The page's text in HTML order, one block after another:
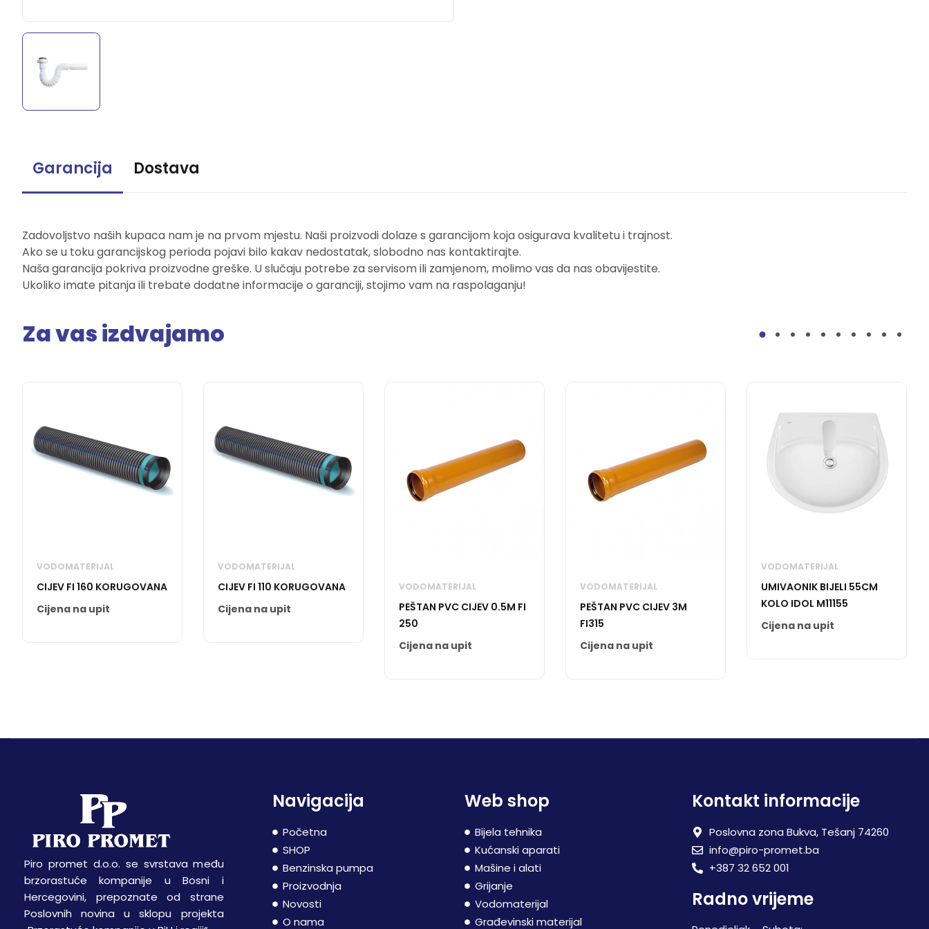
Garancija Dostava
Zadovoljstvo naših kupaca nam je na prvom mjestu. Naši proizvodi dolaze s garancijom koja osigurava kvalitetu i trajnost.
Ako se u toku garancijskog perioda pojavi bilo kakav nedostatak, slobodno nas kontaktirajte.
Naša garancija pokriva proizvodne greške. U slučaju potrebe za servisom ili zamjenom, molimo vas da nas obavijestite.
Ukoliko imate pitanja ili trebate dodatne informacije o garanciji, stojimo vam na raspolaganju!
Za vas izdvajamo
VODOMATERIJAL
CIJEV FI 160 KORUGOVANA
Cijena na upit
VODOMATERIJAL
CIJEV FI 110 KORUGOVANA
Cijena na upit
VODOMATERIJAL
PEŠTAN PVC CIJEV 0.5M FI
250
Cijena na upit
VODOMATERIJAL
PEŠTAN PVC CIJEV 3M
FI315
Cijena na upit
VODOMATERIJAL
UMIVAONIK BIJELI 55CM
KOLO IDOL M11155
Cijena na upit
Piro promet d.o.o. se svrstava među
brzorastuće kompanije u Bosni i
Hercegovini, prepoznate od strane
Poslovnih novina u sklopu projekta
Navigacija
Početna
SHOP
Benzinska pumpa
Proizvodnja
Novosti
O nama
Web shop
Bijela tehnika
Kućanski aparati
Mašine i alati
Grijanje
Vodomaterijal
Građevinski materijal
Kontakt informacije
Poslovna zona Bukva, Tešanj 74260
info@piro-promet.ba
+387 32 652 001
Radno vrijeme